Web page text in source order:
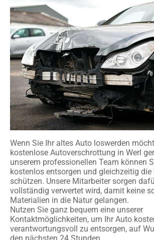
Wenn Sie Ihr altes Auto loswerden
kostenlose Autoverschrottung in Werl
unserem professionellen Team können
kostenlos entsorgen und gleichzeitig die
schützen. Unsere Mitarbeiter sorgen
vollständig verwertet wird, damit keine
Materialien in die Natur gelangen.
Nutzen Sie ganz bequem eine unserer
Kontaktmöglichkeiten, um Ihr Auto
verantwortungsvoll zu entsorgen, auf